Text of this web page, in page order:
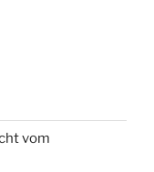
vom